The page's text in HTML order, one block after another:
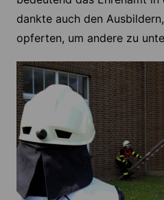
dankte auch den
opferten, um andere zu